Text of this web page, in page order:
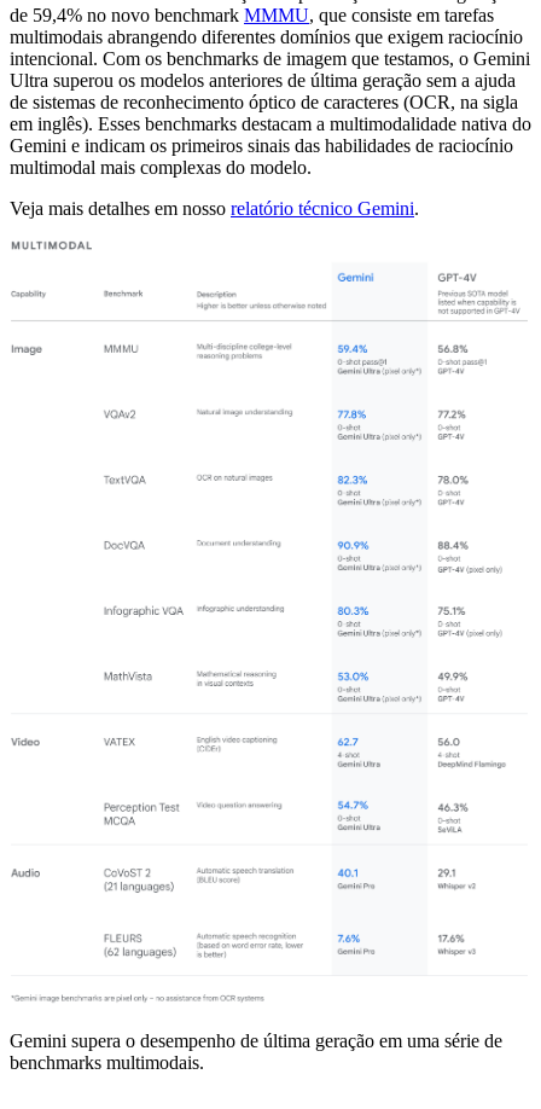
de 59,4% no novo benchmark MMMU, que consiste em tarefas
multimodais abrangendo diferentes domínios que exigem raciocínio
intencional. Com os benchmarks de imagem que testamos, o Gemini
Ultra superou os modelos anteriores de última geração sem a ajuda
de sistemas de reconhecimento óptico de caracteres (OCR, na sigla
em inglês). Esses benchmarks destacam a multimodalidade nativa do
Gemini e indicam os primeiros sinais das habilidades de raciocínio
multimodal mais complexas do modelo.
Veja mais detalhes em nosso relatório técnico Gemini.
Gemini supera o desempenho de última geração em uma série de
benchmarks multimodais.